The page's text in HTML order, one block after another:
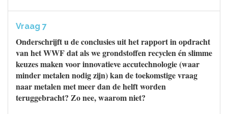
Vraag 7
Onderschrijft u de conclusies uit het rapport in opdracht
van het WWF dat als we grondstoffen recyclen én slimme
keuzes maken voor innovatieve accutechnologie (waar
minder metalen nodig zijn) kan de toekomstige vraag
naar metalen met meer dan de helft worden
teruggebracht? Zo nee, waarom niet?